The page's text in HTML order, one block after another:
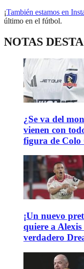
¡También estamos en
último en el fútbol.
NOTAS
¿Se va del
vienen con
figura de Colo
¡Un nuevo
quiere a
verdadero